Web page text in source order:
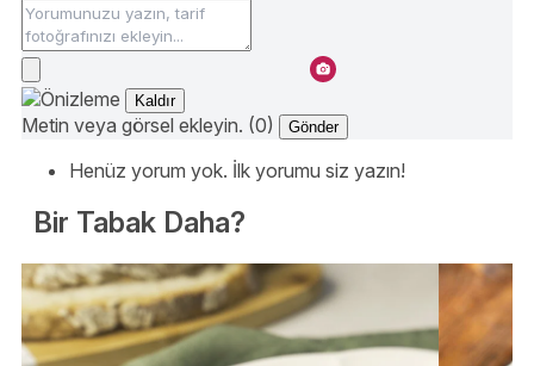
Kaldır
Metin veya görsel ekleyin. (0) Gönder
Henüz yorum yok. İlk yorumu siz yazın!
Bir Tabak Daha?